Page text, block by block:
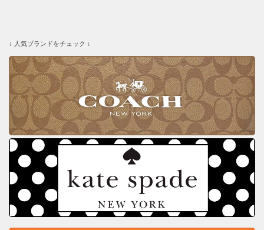
↓ 人気ブランドをチェック ↓